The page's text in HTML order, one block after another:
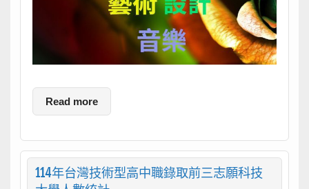
Read more
114年台灣技術型高中職錄取前三志願科技